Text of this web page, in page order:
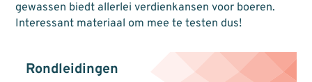
gewassen biedt allerlei verdienkansen voor boeren.
Interessant materiaal om mee te testen dus!
Rondleidingen